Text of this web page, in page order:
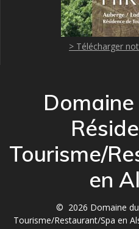
> Télécharger
Tourisme/
en
© 2026 Domaine du
Tourisme/Restaurant/Spa en